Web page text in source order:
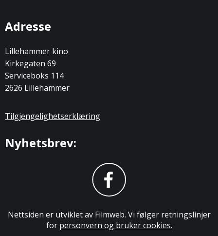
Adresse
Lillehammer kino
Kirkegaten 69
Serviceboks 114
2626 Lillehammer
Tilgjengelighetserklæring
Nyhetsbrev:
Nettsiden er utviklet av Filmweb. Vi følger retningslinjer
for personvern og bruker cookies.